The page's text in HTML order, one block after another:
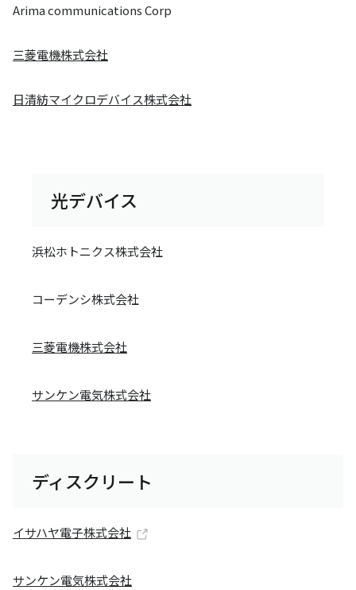
Arima communications Corp
三菱電機株式会社
日清紡マイクロデバイス株式会社
光デバイス
浜松ホトニクス株式会社
コーデンシ株式会社
三菱電機株式会社
サンケン電気株式会社
ディスクリート
イサハヤ電子株式会社
サンケン電気株式会社